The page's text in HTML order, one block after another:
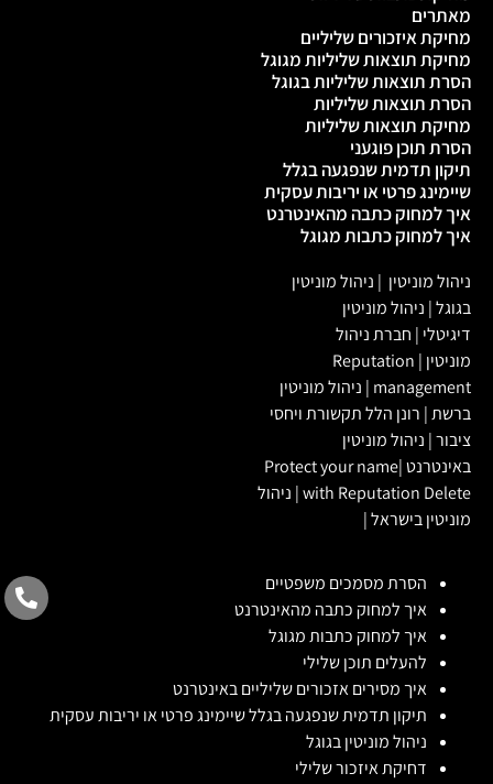
מאתרים
מחיקת איזכורים שליליים
מחיקת תוצאות שליליות מגוגל
הסרת תוצאות שליליות בגוגל
הסרת תוצאות שליליות
מחיקת תוצאות שליליות
הסרת תוכן פוגעני
תיקון תדמית שנפגעה בגלל
שיימינג פרטי או יריבות עסקית
איך למחוק כתבה מהאינטרנט
איך למחוק כתבות מגוגל
ניהול מוניטין | ניהול מוניטין
בגוגל| ניהול מוניטין
דיגיטלי | חברת ניהול
מוניטין |
Reputation
management
| ניהול מוניטין
ברשת| רונן הלל תקשורת ויחסי
ציבור| ניהול מוניטין
באינטרנט|
Protect your name
with Reputation Delete
| ניהול
מוניטין בישראל|
הסרת מסמכים משפטיים
איך למחוק כתבה מהאינטרנט
איך למחוק כתבות מגוגל
להעלים תוכן שלילי
איך מסירים אזכורים שליליים באינטרנט
תיקון תדמית שנפגעה בגלל שיימינג פרטי או יריבות עסקית
ניהול מוניטין בגוגל
דחיקת איזכור שלילי